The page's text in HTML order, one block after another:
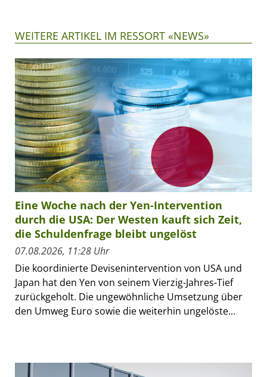
WEITERE ARTIKEL IM RESSORT «NEWS»
Eine Woche nach der Yen-Intervention
durch die USA: Der Westen kauft sich Zeit,
die Schuldenfrage bleibt ungelöst
07.08.2026, 11:28 Uhr
Die koordinierte Devisenintervention von USA und
Japan hat den Yen von seinem Vierzig-Jahres-Tief
zurückgeholt. Die ungewöhnliche Umsetzung über
den Umweg Euro sowie die weiterhin ungelöste...